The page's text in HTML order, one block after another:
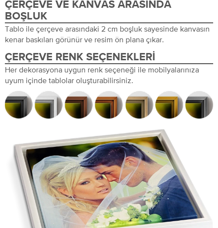
ÇERÇEVE VE KANVAS ARASINDA
BOŞLUK
Tablo ile çerçeve arasındaki 2 cm boşluk sayesinde kanvasın
kenar baskıları görünür ve resim ön plana çıkar.
ÇERÇEVE RENK SEÇENEKLERI
Her dekorasyona uygun renk seçeneği ile mobilyalarınıza
uyum içinde tablolar oluşturabilirsiniz.